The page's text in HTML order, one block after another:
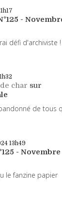
-
défi d'archiviste !
char sur
de tous
13h49
- Novembre
le fanzine papier